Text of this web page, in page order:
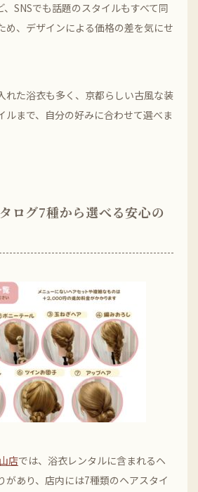
SNSでも話題のスタイルもすべて同
め、デザインによる価格の差を気にせ
れた浴衣も多く、京都らしい古風な装
ルまで、自分の好みに合わせて選べま
ログ7種から選べる安心の
店では、浴衣レンタルに含まれるヘ
があり、店内には7種類のヘアスタイ